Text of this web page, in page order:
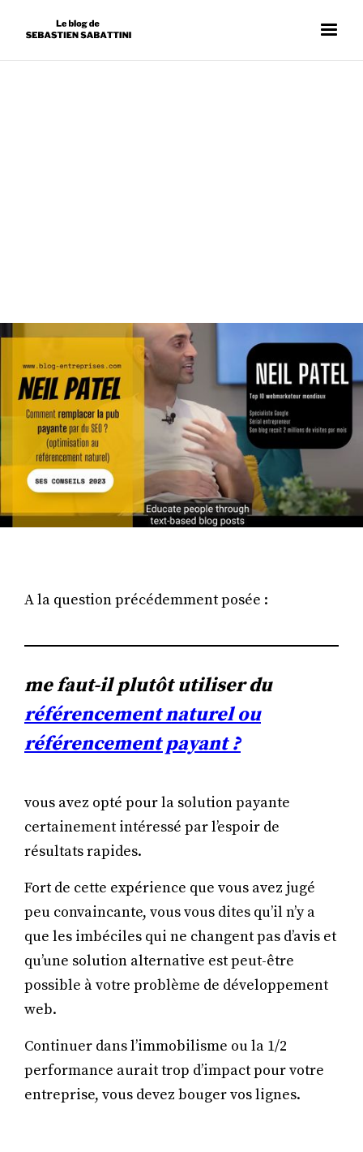
A la question précédemment posée :
me faut-il plutôt utiliser du
référencement naturel ou
référencement payant ?
vous avez opté pour la solution payante
certainement intéressé par l’espoir de
résultats rapides.
Fort de cette expérience que vous avez jugé
peu convaincante, vous vous dites qu’il n’y a
que les imbéciles qui ne changent pas d’avis et
qu’une solution alternative est peut-être
possible à votre problème de développement
web.
Continuer dans l’immobilisme ou la 1/2
performance aurait trop d’impact pour votre
entreprise, vous devez bouger vos lignes.